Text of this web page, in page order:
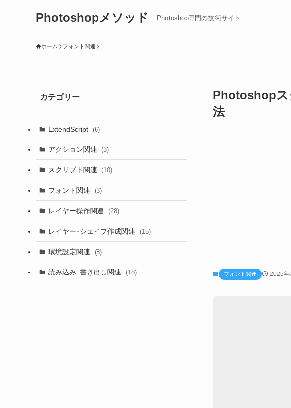
Photoshopメソッド Photoshop専門の技術サイト
ホーム フォント関連
Photoshopス
法
フォント関連 2025年
カテゴリー
ExtendScript (6)
アクション関連 (3)
スクリプト関連 (10)
フォント関連 (3)
レイヤー操作関連 (28)
レイヤー･シェイプ作成関連 (15)
環境設定関連 (8)
読み込み･書き出し関連 (18)